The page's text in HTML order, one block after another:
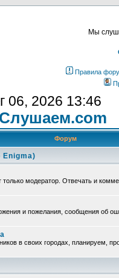
Мы
Правила
06, 2026 13:46
Форум
модератор. Отвечать и
и пожелания, сообщения об
в своих городах, планируем,